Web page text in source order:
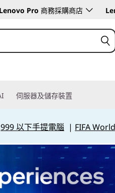
Lenovo Pro 商務採購商店
伺服器及儲存裝置
以下手提電腦 | FIFA